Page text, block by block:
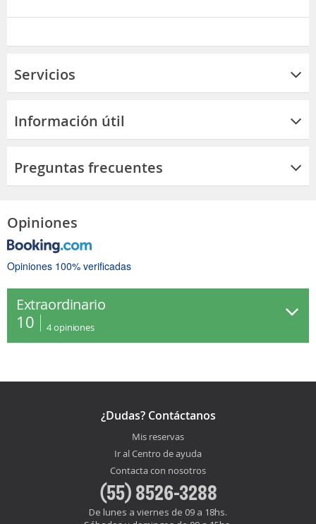
Servicios
Información útil
Preguntas frecuentes
Opiniones
Opiniones 100% verificadas
Extraordinario
10 4 opiniones
¿Dudas? Contáctanos
Mis reservas
Ir al Centro de ayuda
Contacta con nosotros
(55) 8526-3288
De lunes a viernes de 09 a 18hs.